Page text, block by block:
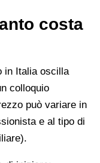
costa
in Italia oscilla
colloquio
può variare in
e al tipo di